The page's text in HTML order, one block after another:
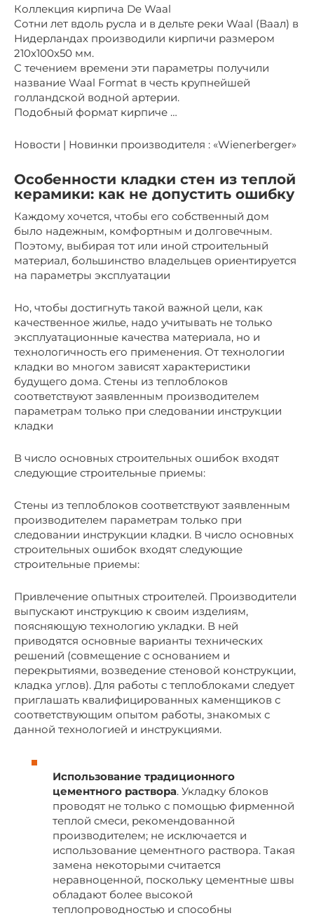
Коллекция кирпича De Waal
Сотни лет вдоль русла и в дельте реки Waal (Ваал) в
Нидерландах производили кирпичи размером
210х100х50 мм.
С течением времени эти параметры получили
название Waal Format в честь крупнейшей
голландской водной артерии.
Подобный формат кирпиче …
Новости | Новинки производителя : «Wienerberger»
Особенности кладки стен из теплой
керамики: как не допустить ошибку
Каждому хочется, чтобы его собственный дом
было надежным, комфортным и долговечным.
Поэтому, выбирая тот или иной строительный
материал, большинство владельцев ориентируется
на параметры эксплуатации
Но, чтобы достигнуть такой важной цели, как
качественное жилье, надо учитывать не только
эксплуатационные качества материала, но и
технологичность его применения. От технологии
кладки во многом зависят характеристики
будущего дома. Стены из теплоблоков
соответствуют заявленным производителем
параметрам только при следовании инструкции
кладки
В число основных строительных ошибок входят
следующие строительные приемы:
Стены из теплоблоков соответствуют заявленным
производителем параметрам только при
следовании инструкции кладки. В число основных
строительных ошибок входят следующие
строительные приемы:
Привлечение опытных строителей. Производители
выпускают инструкцию к своим изделиям,
поясняющую технологию укладки. В ней
приводятся основные варианты технических
решений (совмещение с основанием и
перекрытиями, возведение стеновой конструкции,
кладка углов). Для работы с теплоблоками следует
приглашать квалифицированных каменщиков с
соответствующим опытом работы, знакомых с
данной технологией и инструкциями.
Использование традиционного
цементного раствора. Укладку блоков
проводят не только с помощью фирменной
теплой смеси, рекомендованной
производителем; не исключается и
использование цементного раствора. Такая
замена некоторыми считается
неравноценной, поскольку цементные швы
обладают более высокой
теплопроводностью и способны